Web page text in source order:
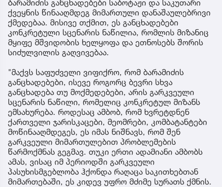
ბარამიძის განცხადებები საბოტაჟი და საკუთარი
ქვეყნის წინააღმდეგ მიმართული დანაშაულებრივი
ქმედებაა. მისივე თქმით, ეს განცხადებები
კონკრეტული სცენარის ნაწილია, რომლის მიზანიც
მყიფე მშვიდობის ხელყოფა და ეთნოსებს შორის
სიძულვილის გაღვივებაა.
"მაქვს საფუძველი ვიფიქრო, რომ ბარამიძის
განცხადებები, ისევე როგორც ბევრი სხვა
განცხადება თუ მოქმედებები, არის გარკვეული
სცენარის ნაწილი, რომელიც კონკრეტულ მიზანს
ემსახურება. როდესაც ამბობ, რომ ხვრეტდნენ
ქართველი ჯარისკაცები, მეომრები, კომბატანტები
მოწინააღმდეგეს, ეს იმას ნიშნავს, რომ შენ
გარკვეული მიმართულებით პრობლემების
წარმოქმნას გეგმავ. თუკი ერთი ადამიანი ამბობს
ამას, ვისაც იმ პერიოდში გარკვეული
პასუხისმგებლობა ჰქონდა რაღაცა საკითხებთან
მიმართებაში, ეს კიდევ უფრო მძიმე სურათს ქმნის.